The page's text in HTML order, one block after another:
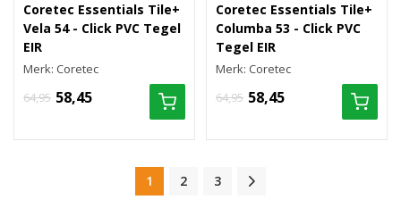
Coretec Essentials Tile+
Vela 54 - Click PVC Tegel
EIR
Merk: Coretec
64,95 58,45
Coretec Essentials Tile+
Columba 53 - Click PVC
Tegel EIR
Merk: Coretec
64,95 58,45
1 2 3